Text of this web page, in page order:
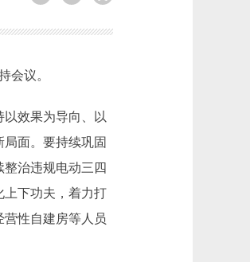
会议。
效果为导向、以
面。要持续巩固
治违规电动三四
上下功夫，着力打
性自建房等人员